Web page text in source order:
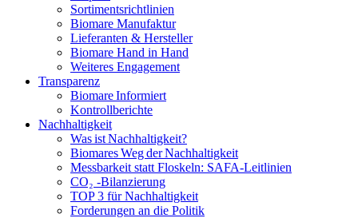
Sortimentsrichtlinien
Biomare Manufaktur
Lieferanten & Hersteller
Biomare Hand in Hand
Weiteres Engagement
Transparenz
Biomare Informiert
Kontrollberichte
Nachhaltigkeit
Was ist Nachhaltigkeit?
Biomares Weg der Nachhaltigkeit
Messbarkeit statt Floskeln: SAFA-Leitlinien
CO₂ -Bilanzierung
TOP 3 für Nachhaltigkeit
Forderungen an die Politik